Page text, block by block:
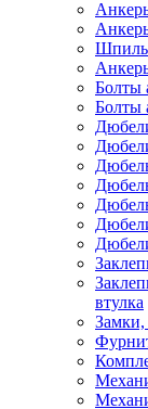
Болты
Болты
втулка
Замки,